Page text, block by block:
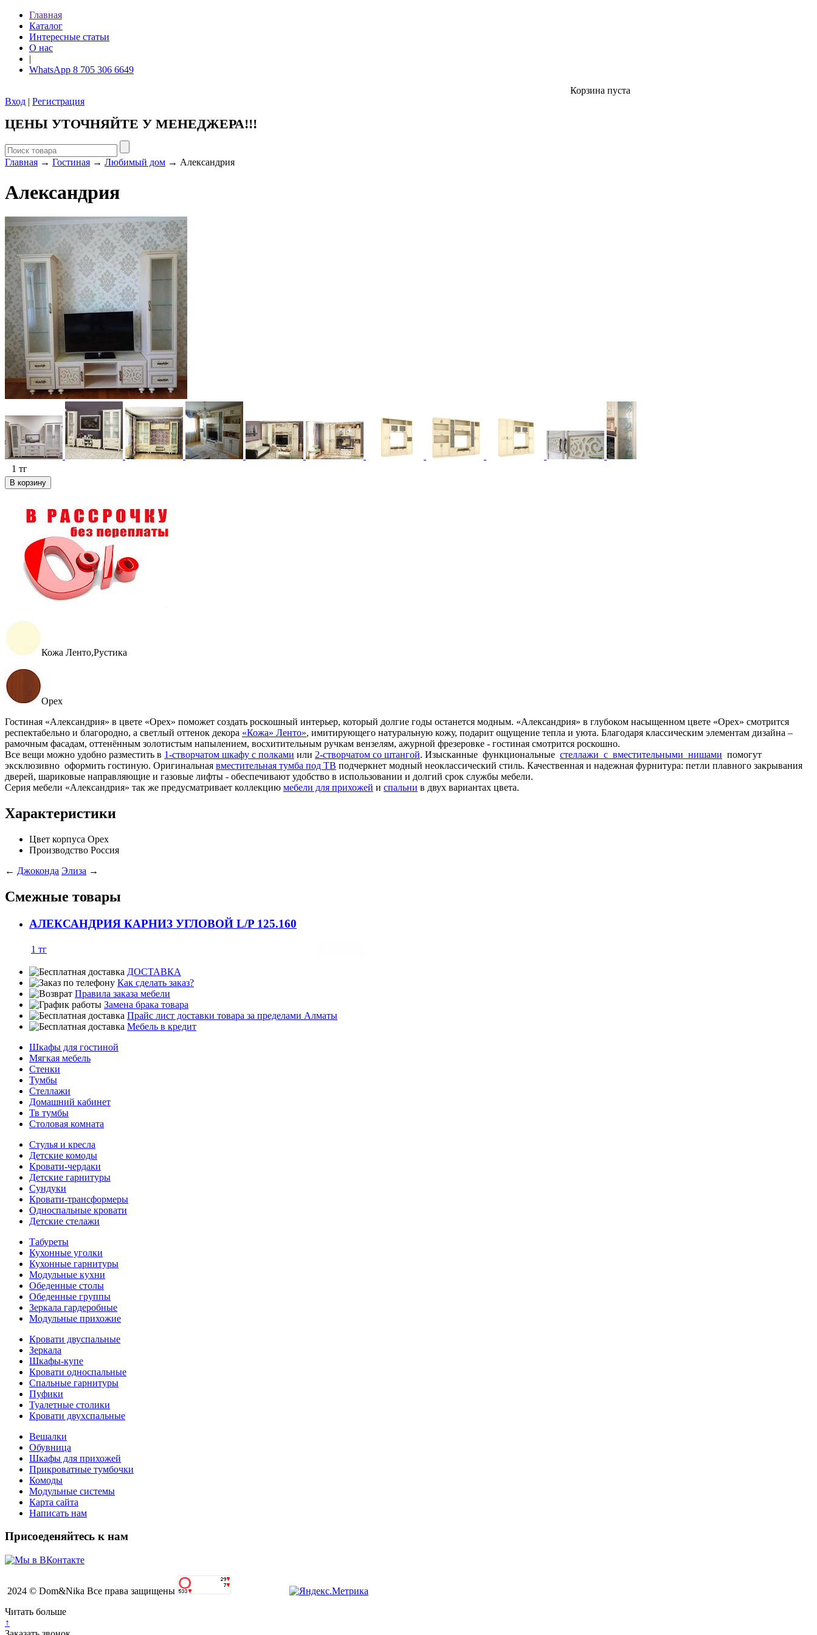
Главная
Каталог
Интересные статьи
О нас
|
WhatsApp 8 705 306 6649
Корзина пуста
Вход | Регистрация
ЦЕНЫ УТОЧНЯЙТЕ У МЕНЕДЖЕРА!!!
Главная → Гостиная → Любимый дом → Александрия
Александрия
1 тг
В корзину
Кожа Ленто,Рустика
Орех
Гостиная «Александрия» в цвете «Орех» поможет создать роскошный интерьер, который долгие годы останется модным. «Александрия» в глубоком насыщенном цвете «Орех» смотрится
респектабельно и благородно, а светлый оттенок декора «Кожа» Ленто», имитирующего натуральную кожу, подарит ощущение тепла и уюта. Благодаря классическим элементам дизайна –
рамочным фасадам, оттенённым золотистым напылением, восхитительным ручкам вензелям, ажурной фрезеровке - гостиная смотрится роскошно.
Все вещи можно удобно разместить в 1-створчатом шкафу с полками или 2-створчатом со штангой. Изысканные функциональные стеллажи с вместительными нишами помогут
эксклюзивно оформить гостиную. Оригинальная вместительная тумба под ТВ подчеркнет модный неоклассический стиль. Качественная и надежная фурнитура: петли плавного закрывания
дверей, шариковые направляющие и газовые лифты - обеспечивают удобство в использовании и долгий срок службы мебели.
Серия мебели «Александрия» так же предусматривает коллекцию мебели для прихожей и спальни в двух вариантах цвета.
Характеристики
Цвет корпуса Орех
Производство Россия
← Джоконда Элиза →
Смежные товары
АЛЕКСАНДРИЯ КАРНИЗ УГЛОВОЙ L/P 125.160
1 тг
ДОСТАВКА
Как сделать заказ?
Правила заказа мебели
Замена брака товара
Прайс лист доставки товара за пределами Алматы
Мебель в кредит
Шкафы для гостиной
Мягкая мебель
Стенки
Тумбы
Стеллажи
Домашний кабинет
Тв тумбы
Столовая комната
Стулья и кресла
Детские комоды
Кровати-чердаки
Детские гарнитуры
Сундуки
Кровати-трансформеры
Односпальные кровати
Детские стелажи
Табуреты
Кухонные уголки
Кухонные гарнитуры
Модульные кухни
Обеденные столы
Обеденные группы
Зеркала гардеробные
Модульные прихожие
Кровати двуспальные
Зеркала
Шкафы-купе
Кровати односпальные
Спальные гарнитуры
Пуфики
Туалетные столики
Кровати двухспальные
Вешалки
Обувница
Шкафы для прихожей
Прикроватные тумбочки
Комоды
Модульные системы
Карта сайта
Написать нам
Присоеденяйтесь к нам
2024 © Dom&Nika Все права защищены
Читать больше
↑